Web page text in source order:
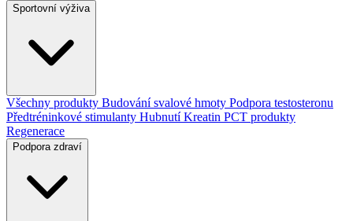
Sportovní výživa
Všechny produkty Budování svalové hmoty Podpora testosteronu
Předtréninkové stimulanty HubnutíKreatin PCT produkty
Regenerace
Podpora zdraví